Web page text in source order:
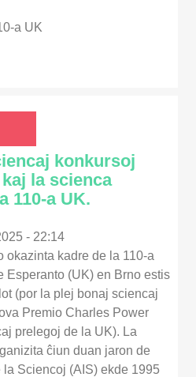
a UK
konkursoj
la scienca
110-a UK.
- 22:14
okazinta kadre de la 110-a
Esperanto (UK) en Brno estis
(por la plej bonaj sciencaj
Premio Charles Power
prelegoj de la UK). La
ĉiun duan jaron de
Sciencoj (AIS) ekde 1995